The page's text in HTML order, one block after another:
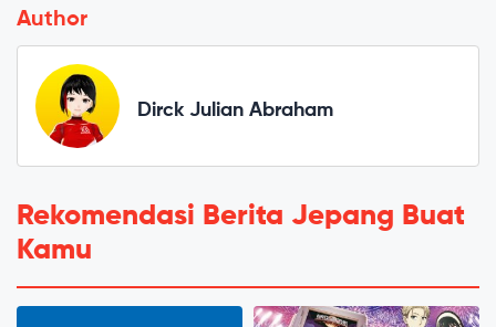
Author
Dirck Julian Abraham
Rekomendasi Berita Jepang Buat
Kamu